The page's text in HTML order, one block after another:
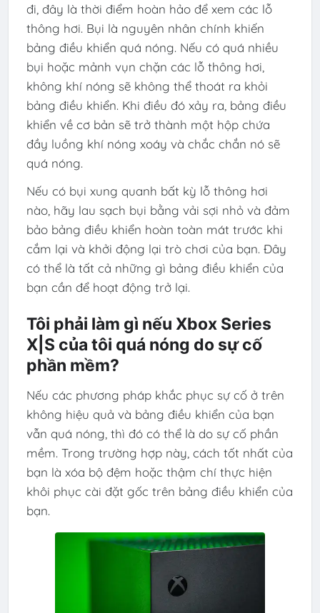
đi, đây là thời điểm hoàn hảo để xem các lỗ
thông hơi. Bụi là nguyên nhân chính khiến
bảng điều khiển quá nóng. Nếu có quá nhiều
bụi hoặc mảnh vụn chặn các lỗ thông hơi,
không khí nóng sẽ không thể thoát ra khỏi
bảng điều khiển. Khi điều đó xảy ra, bảng điều
khiển về cơ bản sẽ trở thành một hộp chứa
đầy luồng khí nóng xoáy và chắc chắn nó sẽ
quá nóng.
Nếu có bụi xung quanh bất kỳ lỗ thông hơi
nào, hãy lau sạch bụi bằng vải sợi nhỏ và đảm
bảo bảng điều khiển hoàn toàn mát trước khi
cắm lại và khởi động lại trò chơi của bạn. Đây
có thể là tất cả những gì bảng điều khiển của
bạn cần để hoạt động trở lại.
Tôi phải làm gì nếu Xbox Series
X|S của tôi quá nóng do sự cố
phần mềm?
Nếu các phương pháp khắc phục sự cố ở trên
không hiệu quả và bảng điều khiển của bạn
vẫn quá nóng, thì đó có thể là do sự cố phần
mềm. Trong trường hợp này, cách tốt nhất của
bạn là xóa bộ đệm hoặc thậm chí thực hiện
khôi phục cài đặt gốc trên bảng điều khiển của
bạn.